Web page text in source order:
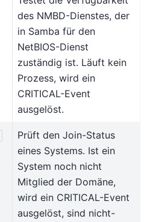
des NMBD-Dienstes, der
in Samba für den
NetBIOS-Dienst
zuständig ist. Läuft kein
Prozess, wird ein
CRITICAL-Event
ausgelöst.
Prüft den Join-Status
eines Systems. Ist ein
System noch nicht
Mitglied der Domäne,
wird ein CRITICAL-Event
ausgelöst, sind nicht-